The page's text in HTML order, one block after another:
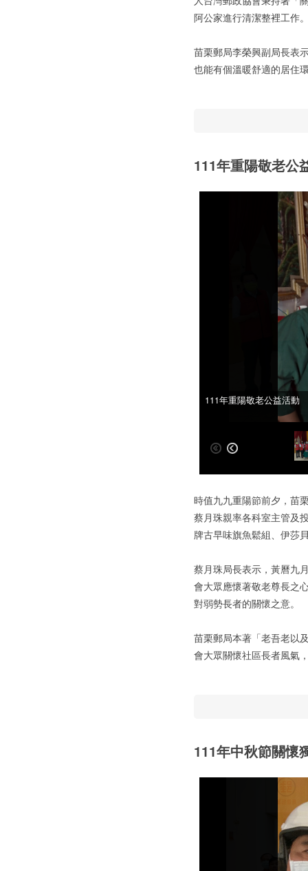
阿公家進行清潔整裡工作
苗栗郵局李榮興副局長表
也能有個溫暖舒適的居住
111年重陽敬老公
111年重陽敬老公益活動
111年重陽敬老公益活動
時值九九重陽節前夕，苗
蔡月珠親率各科室主管及
牌古早味旗魚鬆組、伊莎
蔡月珠局長表示，黃曆九
會大眾應懷著敬老尊長之
對弱勢長者的關懷之意。
苗栗郵局本著「老吾老以
會大眾關懷社區長者風氣
111年中秋節關懷